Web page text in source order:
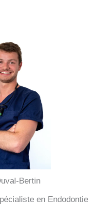
Bertin
en Endodontie